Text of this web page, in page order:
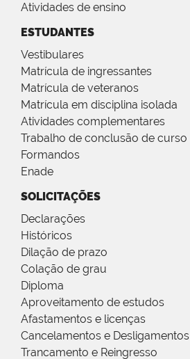
Atividades de ensino
ESTUDANTES
Vestibulares
Matrícula de ingressantes
Matrícula de veteranos
Matrícula em disciplina isolada
Atividades complementares
Trabalho de conclusão de curso
Formandos
Enade
SOLICITAÇÕES
Declarações
Históricos
Dilação de prazo
Colação de grau
Diploma
Aproveitamento de estudos
Afastamentos e licenças
Cancelamentos e Desligamentos
Trancamento e Reingresso